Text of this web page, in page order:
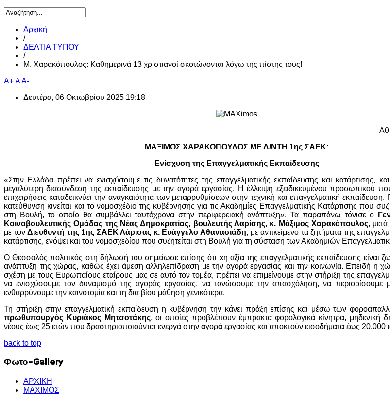
Αρχική
/
ΔΕΛΤΙΑ ΤΥΠΟΥ
/
Μ. Χαρακόπουλος: Καθημερινά 13 χριστιανοί σκοτώνονται λόγω της πίστης τους!
A+AA-
Δευτέρα, 06 Οκτωβρίου 2025 19:18
ΜΑΞΙΜΟΣ ΧΑΡΑΚΟΠΟΥΛΟΣ ΜΕ Δ/ΝΤΗ 1ης ΣΑΕΚ:
Ενίσχυση της Επαγγελματικής Εκπαίδευσης
«Στην Ελλάδα πρέπει να ενισχύσουμε τις δυνατότητες της επαγγελματικής εκπαίδευσης και κατάρτισης,
μεγαλύτερη διασύνδεση της εκπαίδευσης με την αγορά εργασίας. Η έλλειψη εξειδικευμένου προσωπικού
επιχειρήσεις καταδεικνύει την αναγκαιότητα των μεταρρυθμίσεων στην τεχνική και επαγγελματική
κατεύθυνση κινείται και το νομοσχέδιο της κυβέρνησης για τις Ακαδημίες Επαγγελματικής Κατάρτισης που
στη Βουλή, το οποίο θα συμβάλλει ταυτόχρονα στην περιφερειακή ανάπτυξη». Τα παραπάνω τόνισε ο
Κοινοβουλευτικής Ομάδας της Νέας Δημοκρατίας, βουλευτής Λαρίσης, κ. Μάξιμος Χαρακόπουλος,
με τονΔιευθυντή της 1ης ΣΑΕΚ Λάρισας κ. Ευάγγελο Αθανασιάδη, με αντικείμενο τα ζητήματα της
κατάρτισης, ενόψει και του νομοσχεδίου που συζητείται στη Βουλή για τη σύσταση των Ακαδημιών
Ο Θεσσαλός πολιτικός στη δήλωσή του σημείωσε επίσης ότι «η αξία της επαγγελματικής εκπαίδευσης είναι
ανάπτυξη της χώρας, καθώς έχει άμεση αλληλεπίδραση με την αγορά εργασίας και την κοινωνία. Επειδή η
σχέση με τους Ευρωπαίους εταίρους μας σε αυτό τον τομέα, πρέπει να επιμείνουμε στην στήριξη της
να ενισχύσουμε τον δυναμισμό της αγοράς εργασίας, να τονώσουμε την απασχόληση, να περιορίσουμε
ενθαρρύνουμε την καινοτομία και τη δια βίου μάθηση γενικότερα.
Τη στήριξη στην επαγγελματική εκπαίδευση η κυβέρνηση την κάνει πράξη επίσης και μέσω των
πρωθυπουργός Κυριάκος Μητσοτάκης, οι οποίες προβλέπουν έμπρακτα φορολογικά κίνητρα, μηδενική
νέους έως 25 ετών που δραστηριοποιούνται ενεργά στην αγορά εργασίας και αποκτούν εισοδήματα έως 20.000
back to top
Φωτο-Gallery
ΑΡΧΙΚΗ
ΜΑΧΙΜΟΣ